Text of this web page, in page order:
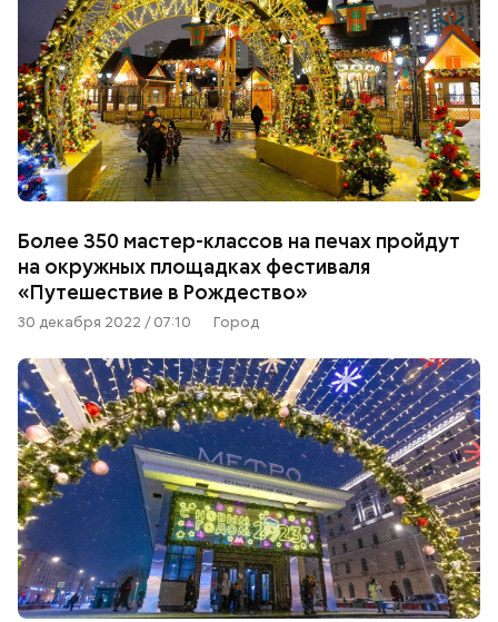
Более 350 мастер-классов на печах пройдут
на окружных площадках фестиваля
«Путешествие в Рождество»
30 декабря 2022 / 07:10 Город